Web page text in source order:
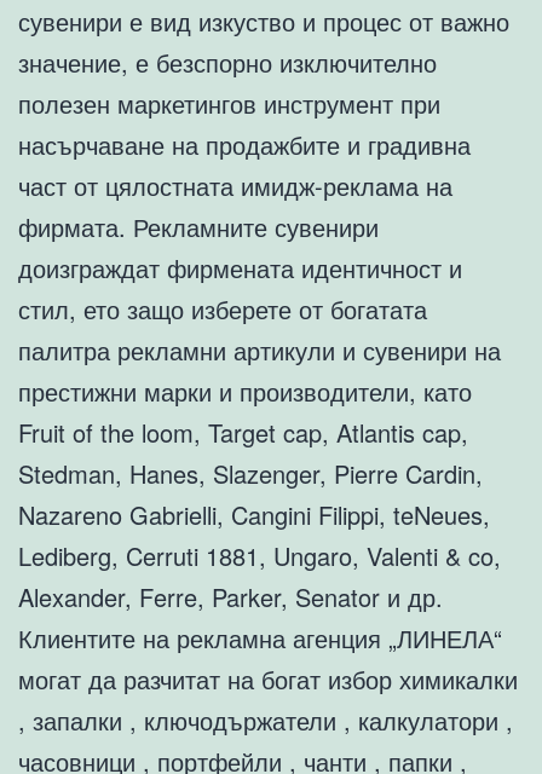
сувенири е вид изкуство и процес от важно
значение, е безспорно изключително
полезен маркетингов инструмент при
насърчаване на продажбите и градивна
част от цялостната имидж-реклама на
фирмата. Рекламните сувенири
доизграждат фирмената идентичност и
стил, ето защо изберете от богатата
палитра рекламни артикули и сувенири на
престижни марки и производители, като
Fruit of the loom, Target cap, Atlantis cap,
Stedman, Hanes, Slazenger, Pierre Cardin,
Nazareno Gabrielli, Cangini Filippi, teNeues,
Lediberg, Cerruti 1881, Ungaro, Valenti & co,
Alexander, Ferre, Parker, Senator и др.
Клиентите на рекламна агенция „ЛИНЕЛА“
могат да разчитат на богат избор химикалки
, запалки , ключодържатели , калкулатори ,
часовници , портфейли , чанти , папки ,